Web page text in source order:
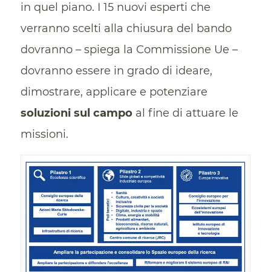
in quel piano. I 15 nuovi esperti che
verranno scelti alla chiusura del bando
dovranno – spiega la Commissione Ue –
dovranno essere in grado di ideare,
dimostrare, applicare e potenziare
soluzioni sul campoal fine di attuare le
missioni.